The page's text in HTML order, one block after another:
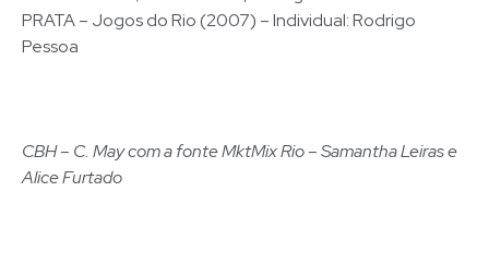
PRATA – Jogos do Rio (2007) – Individual: Rodrigo
Pessoa
CBH – C. May com a fonte MktMix Rio – Samantha Leiras e
Alice Furtado